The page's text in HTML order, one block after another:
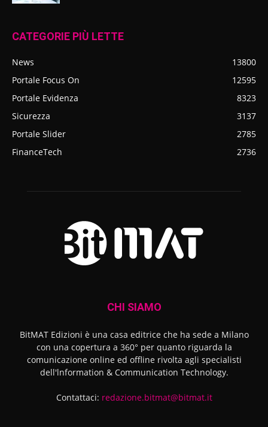
CATEGORIE PIÙ LETTE
News
13800
Portale Focus On
12595
Portale Evidenza
8323
Sicurezza
3137
Portale Slider
2785
FinanceTech
2736
CHI SIAMO
BitMAT Edizioni è una casa editrice che ha sede a Milano
con una copertura a 360° per quanto riguarda la
comunicazione online ed offline rivolta agli specialisti
dell'lnformation & Communication Technology.
Contattaci: redazione.bitmat@bitmat.it